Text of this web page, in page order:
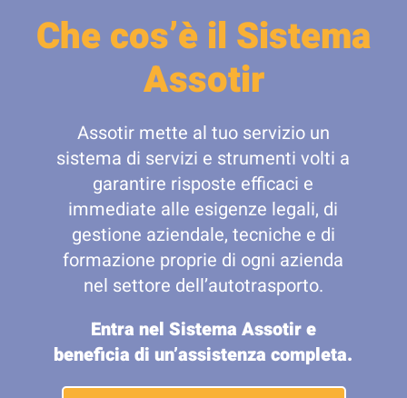
Che cos’è il Sistema
Assotir
Assotir mette al tuo servizio un
sistema di servizi e strumenti volti a
garantire risposte efficaci e
immediate alle esigenze legali, di
gestione aziendale, tecniche e di
formazione proprie di ogni azienda
nel settore dell’autotrasporto.
Entra nel Sistema Assotir e
beneficia di un’assistenza completa.